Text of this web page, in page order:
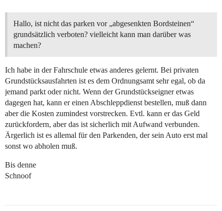
Hallo, ist nicht das parken vor „abgesenkten Bordsteinen“
grundsätzlich verboten? vielleicht kann man darüber was
machen?
Ich habe in der Fahrschule etwas anderes gelernt. Bei privaten
Grundstücksausfahrten ist es dem Ordnungsamt sehr egal, ob da
jemand parkt oder nicht. Wenn der Grundstückseigner etwas
dagegen hat, kann er einen Abschleppdienst bestellen, muß dann
aber die Kosten zumindest vorstrecken. Evtl. kann er das Geld
zurückfordern, aber das ist sicherlich mit Aufwand verbunden.
Ärgerlich ist es allemal für den Parkenden, der sein Auto erst mal
sonst wo abholen muß.
Bis denne
Schnoof